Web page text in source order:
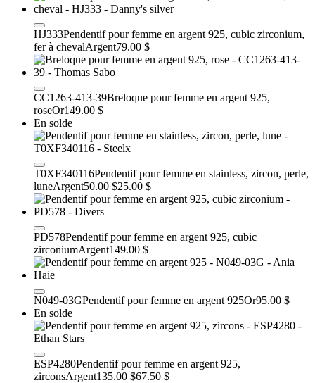
HJ333Pendentif pour femme en argent 925, cubic zirconium,
fer à chevalArgent79.00 $
CC1263-413-39Breloque pour femme en argent 925,
roseOr149.00 $
En solde
T0XF340116Pendentif pour femme en stainless, zircon, perle,
luneArgent50.00 $25.00 $
PD578Pendentif pour femme en argent 925, cubic
zirconiumArgent149.00 $
N049-03GPendentif pour femme en argent 925Or95.00 $
En solde
ESP4280Pendentif pour femme en argent 925,
zirconsArgent135.00 $67.50 $